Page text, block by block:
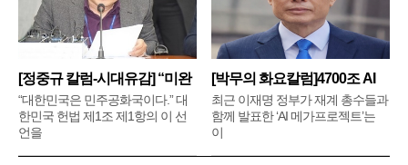
[정중규 칼럼-시대유감] “미완
“대한민국은 민주공화국이다.” 대
한민국 헌법 제1조 제1항의 이 선
언을
[박무의 화요칼럼]4700조 AI
메
최근 이재명 정부가 재계 총수들과
함께 발표한 ‘AI 메가프로젝트’는
이